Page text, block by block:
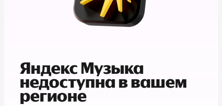
Яндекс Музыка
недоступна в вашем
регионе